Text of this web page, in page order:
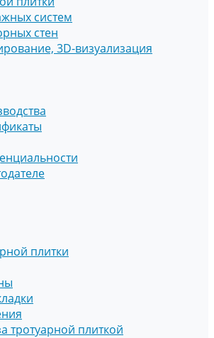
систем
стен
3D-визуализация
плитки
тротуарной плиткой